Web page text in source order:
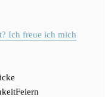
Ich freue ich mich